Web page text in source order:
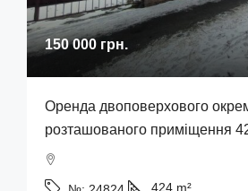
150 000 грн.
Оренда двоповерхового
розташованого приміщення
424 m²